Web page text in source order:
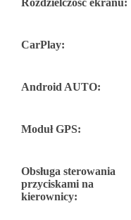
Rozdzielczość ekranu:
CarPlay:
Android AUTO:
Moduł GPS:
Obsługa sterowania
przyciskami na
kierownicy: